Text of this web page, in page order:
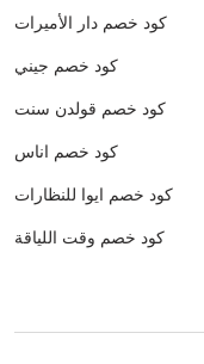
كود خصم دار الأميرات
كود خصم جيني
كود خصم قولدن سنت
كود خصم اناس
كود خصم ايوا للنظارات
كود خصم وقت اللياقة